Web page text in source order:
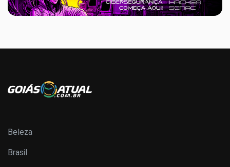
Beleza
Brasil